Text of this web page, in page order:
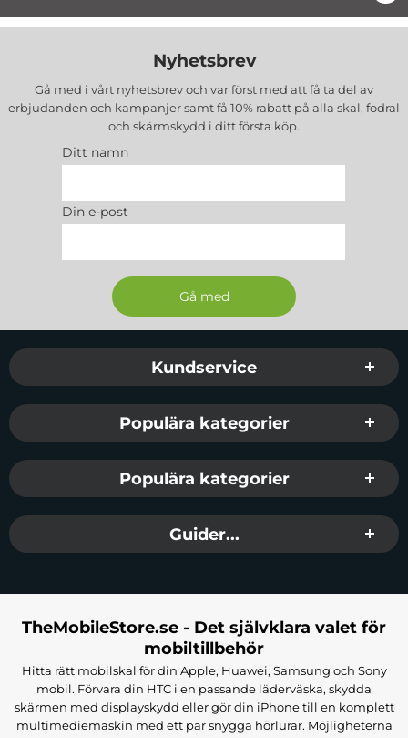
Nyhetsbrev
Gå med i vårt nyhetsbrev och var först med att få ta del av
erbjudanden och kampanjer samt få 10% rabatt på alla skal, fodral
och skärmskydd i ditt första köp.
Ditt namn
Din e-post
Sidfot Blandad info och länkar
Kundservice
Populära kategorier
Populära kategorier
Guider...
TheMobileStore.se - Det självklara valet för
mobiltillbehör
Hitta rätt mobilskal för din Apple, Huawei, Samsung och Sony
mobil. Förvara din HTC i en passande läderväska, skydda
skärmen med displayskydd eller gör din iPhone till en komplett
multimediemaskin med ett par snygga hörlurar. Möjligheterna